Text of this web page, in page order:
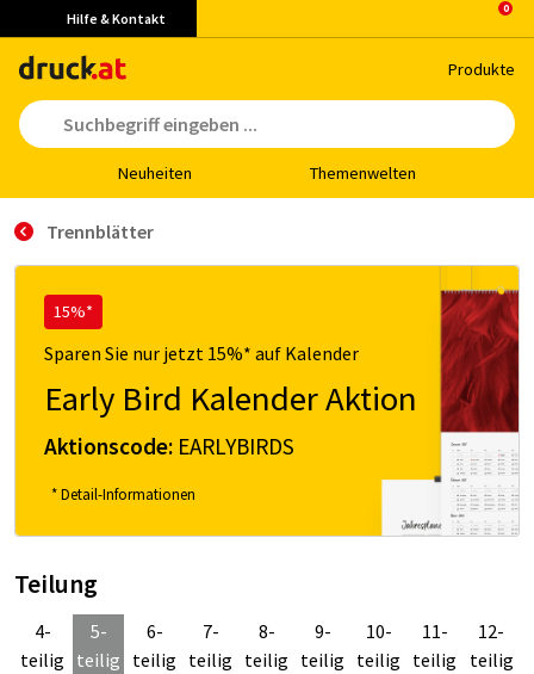
Hilfe & Kontakt
Pro­duk­te
Neu­hei­ten The­men­wel­ten
Trennblätter
15%*
Sparen Sie nur jetzt 15%* auf Kalender
Early Bird Kalender Aktion
Aktionscode: EARLYBIRDS
* Detail-Informationen
Teilung
4-
teilig
5-
teilig
6-
teilig
7-
teilig
8-
teilig
9-
teilig
10-
teilig
11-
teilig
12-
teilig